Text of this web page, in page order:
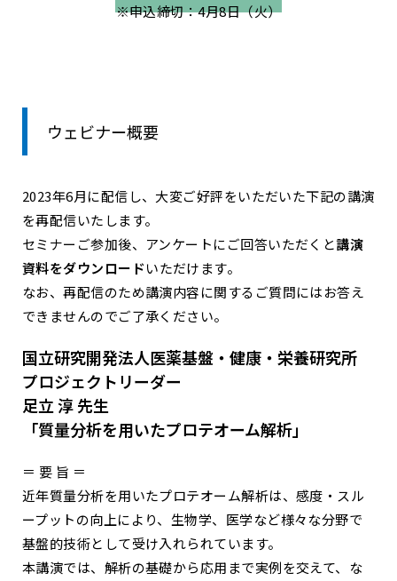
※申込締切：4月8日（火）
ウェビナー概要
2023年6月に配信し、大変ご好評をいただいた下記の講演
を再配信いたします。
セミナーご参加後、アンケートにご回答いただくと講演
資料をダウンロードいただけます。
なお、再配信のため講演内容に関するご質問にはお答え
できませんのでご了承ください。
国立研究開発法人医薬基盤・健康・栄養研究所
プロジェクトリーダー
足立 淳 先生
「質量分析を用いたプロテオーム解析」
＝ 要 旨 ＝
近年質量分析を用いたプロテオーム解析は、感度・スル
ープットの向上により、生物学、医学など様々な分野で
基盤的技術として受け入れられています。
本講演では、解析の基礎から応用まで実例を交えて、な